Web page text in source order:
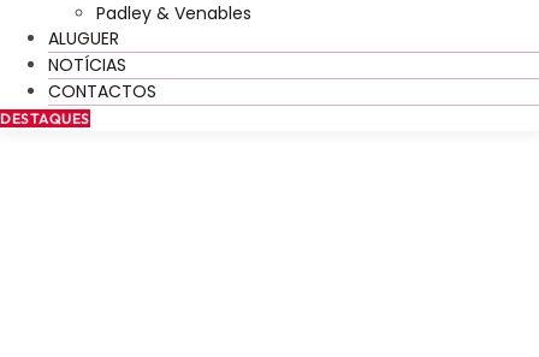
Padley & Venables
ALUGUER
NOTÍCIAS
CONTACTOS
DESTAQUES